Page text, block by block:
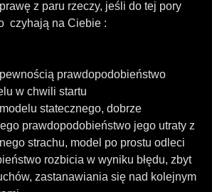
z paru rzeczy, jeśli do tej pory
czyhają na Ciebie :
prawdopodobieństwo
w chwili startu
statecznego, dobrze
prawdopodobieństwo jego utraty z
strachu, model po prostu odleci
rozbicia w wyniku błędu, zbyt
zastanawiania się nad kolejnym